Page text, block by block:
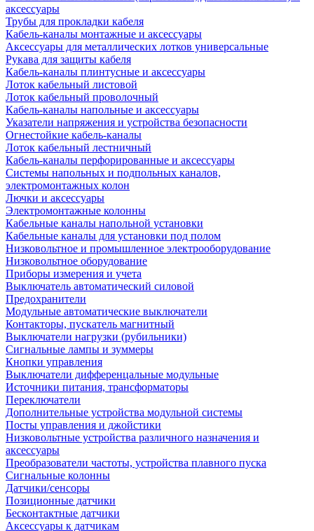
аксессуары
Трубы для прокладки кабеля
Кабель-каналы монтажные и аксессуары
Аксессуары для металлических лотков универсальные
Рукава для защиты кабеля
Кабель-каналы плинтусные и аксессуары
Лоток кабельный листовой
Лоток кабельный проволочный
Кабель-каналы напольные и аксессуары
Указатели напряжения и устройства безопасности
Огнестойкие кабель-каналы
Лоток кабельный лестничный
Кабель-каналы перфорированные и аксессуары
Системы напольных и подпольных каналов,
электромонтажных колон
Лючки и аксессуары
Электромонтажные колонны
Кабельные каналы напольной установки
Кабельные каналы для установки под полом
Низковольтное и промышленное электрооборудование
Низковольтное оборудование
Приборы измерения и учета
Выключатель автоматический силовой
Предохранители
Модульные автоматические выключатели
Контакторы, пускатель магнитный
Выключатели нагрузки (рубильники)
Сигнальные лампы и зуммеры
Кнопки управления
Выключатели дифференцальные модульные
Источники питания, трансформаторы
Переключатели
Дополнительные устройства модульной системы
Посты управления и джойстики
Низковольтные устройства различного назначения и
аксессуары
Преобразователи частоты, устройства плавного пуска
Сигнальные колонны
Датчики/сенсоры
Позиционные датчики
Бесконтактные датчики
Аксессуары к датчикам